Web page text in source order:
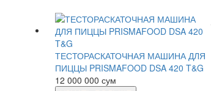
ТЕСТОРАСКАТОЧНАЯ МАШИНА ДЛЯ
ПИЦЦЫ PRISMAFOOD DSA 420 T&G
12 000 000 сум